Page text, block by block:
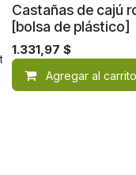
de deseos
Castañas de cajú
[bolsa de plástico]
1.331,97 $
Agregar al carrito